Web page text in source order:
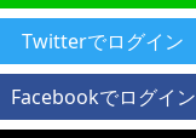
Twitterでログイン
Facebookでログイン